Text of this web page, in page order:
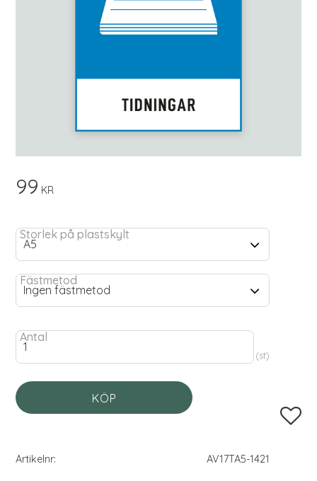
99 KR
Storlek på plastskylt
Fästmetod
Antal
st
KÖP
Lägg
Artikelnr AV17TA5-1421